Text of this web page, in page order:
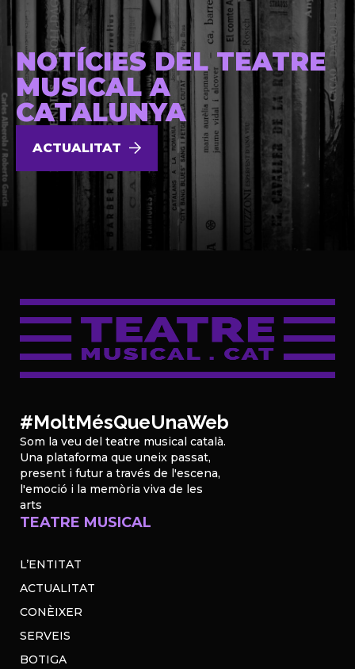
NOTÍCIES DEL TEATRE
MUSICAL A
CATALUNYA
ACTUALITAT
#MoltMésQueUnaWeb
Som la veu del teatre musical català.
Una plataforma que uneix passat,
present i futur a través de l'escena,
l'emoció i la memòria viva de les
arts
TEATRE MUSICAL
L’ENTITAT
ACTUALITAT
CONÈIXER
SERVEIS
BOTIGA